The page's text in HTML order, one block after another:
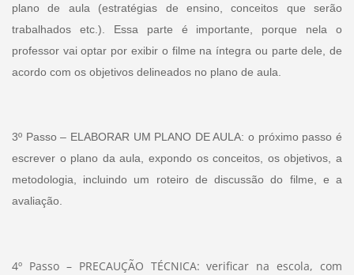
plano de aula (estratégias de ensino, conceitos que serão
trabalhados etc.). Essa parte é importante, porque nela o
professor vai optar por exibir o filme na íntegra ou parte dele, de
acordo com os objetivos delineados no plano de aula.
3º Passo – ELABORAR UM PLANO DE AULA: o próximo passo é
escrever o plano da aula, expondo os conceitos, os objetivos, a
metodologia, incluindo um roteiro de discussão do filme, e a
avaliação.
4º Passo – PRECAUÇÃO TÉCNICA: verificar na escola, com